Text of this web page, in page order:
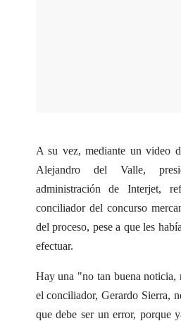
A su vez, mediante un video
Alejandro del Valle,
administración de Interjet,
conciliador del concurso
del proceso, pese a que les
efectuar.
Hay una "no tan buena noticia,
el conciliador, Gerardo Sierra,
que debe ser un error, porque